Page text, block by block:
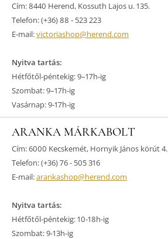
Cím: 8440 Herend, Kossuth Lajos u. 135.
Telefon: (+36) 88 - 523 223
E-mail:victoriashop@herend.com
Nyitva tartás:
Hétfőtől-péntekig: 9–17h-ig
Szombat: 9–17h-ig
Vasárnap: 9-17h-ig
ARANKA MÁRKABOLT
Cím: 6000 Kecskemét, Hornyik János körút 4.
Telefon: (+36) 76 - 505 316
E-mail:arankashop@herend.com
Nyitva tartás:
Hétfőtől-péntekig: 10-18h-ig
Szombat: 9-13h-ig